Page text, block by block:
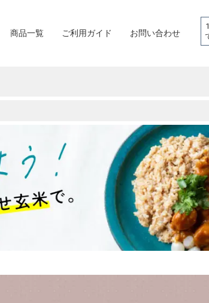
商品一覧 ご利用ガイド お問い合わせ